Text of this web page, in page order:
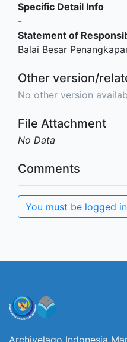
Specific Detail Info
-
Statement of
Balai Besar
Other version/
No other version
File Attachment
No Data
Comments
You must be logged
Archivelago Indonesia